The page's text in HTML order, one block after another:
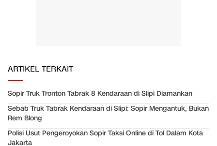
ARTIKEL TERKAIT
Sopir Truk Tronton Tabrak 8 Kendaraan di Slipi Diamankan
Sebab Truk Tabrak Kendaraan di Slipi: Sopir Mengantuk, Bukan
Rem Blong
Polisi Usut Pengeroyokan Sopir Taksi Online di Tol Dalam Kota
Jakarta